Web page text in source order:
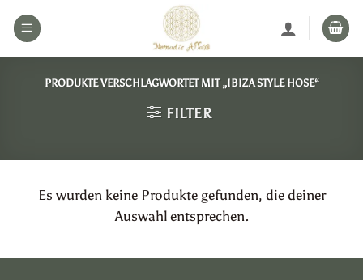
Inhalt
PRODUKTE VERSCHLAGWORTET MIT „IBIZA STYLE HOSE“
FILTER
Es wurden keine Produkte gefunden, die deiner
Auswahl entsprechen.